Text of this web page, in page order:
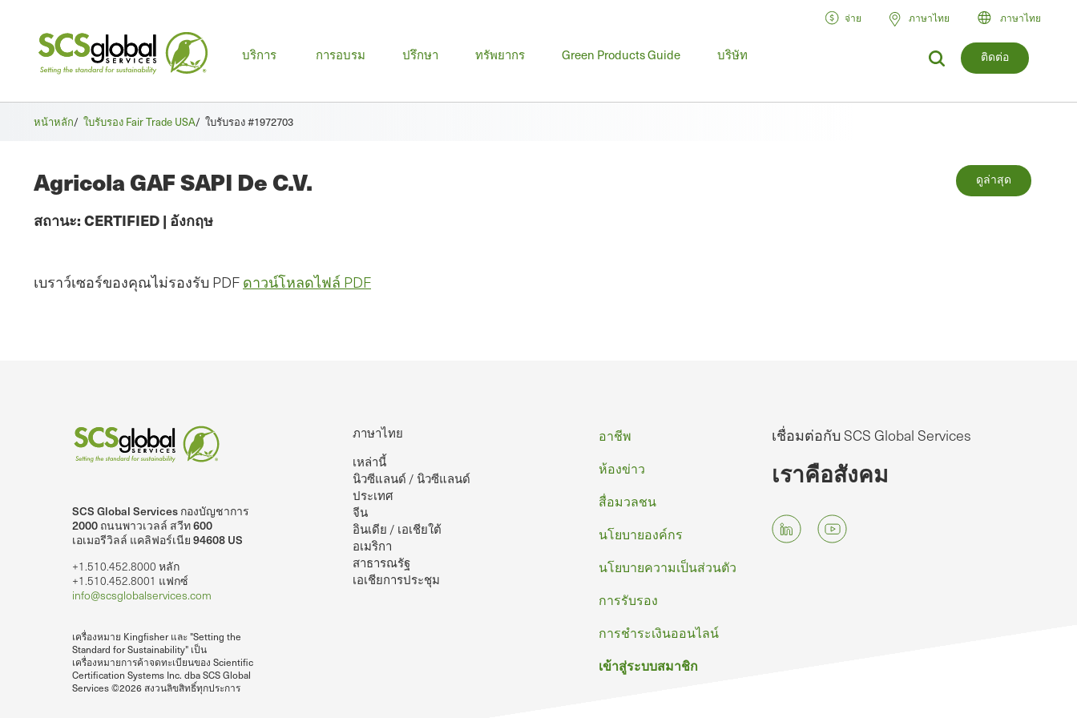
ติดต่อ
บริการ
เมนู
การอบรม ปรึกษา ทรัพยากร Green Products Guide บริษัท
จ่าย ภาษาไทย ภาษาไทย
หน้าหลัก/ ใบรับรอง Fair Trade USA/ ใบรับรอง #1972703
Agricola GAF SAPI De C.V. ดูล่าสุด
สถานะ:CERTIFIED| อังกฤษ
เบราว์เซอร์ของคุณไม่รองรับ PDF ดาวน์โหลดไฟล์ PDF
SCS Global Services กองบัญชาการ
2000 ถนนพาวเวลล์ สวีท 600
เอเมอรีวิลล์ แคลิฟอร์เนีย 94608 US
+1.510.452.8000 หลัก
+1.510.452.8001 แฟกซ์
info@scsglobalservices.com
เครื่องหมาย Kingfisher และ "Setting the
Standard for Sustainability" เป็น
เครื่องหมายการค้าจดทะเบียนของ Scientific
Certification Systems Inc. dba SCS Global
Services ©2026 สงวนลิขสิทธิ์ทุกประการ
ภาษาไทย
เหล่านี้
นิวซีแลนด์ / นิวซีแลนด์
ประเทศ
จีน
อินเดีย / เอเชียใต้
อเมริกา
สาธารณรัฐ
เอเชียการประชุม
ท้าย
กระดาษ
อาชีพ
ห้องข่าว
สื่อมวลชน
นโยบายองค์กร
นโยบายความเป็นส่วนตัว
การรับรอง
การชําระเงินออนไลน์
เข้าสู่ระบบสมาชิก
เชื่อมต่อกับ SCS Global Services
เราคือสังคม
บน LinkedIn
SCS Global Services บนยูทูบ